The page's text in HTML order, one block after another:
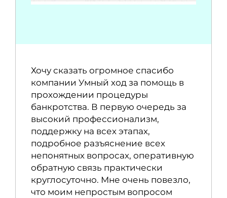
Хочу сказать огромное спасибо
компании Умный ход за помощь в
прохождении процедуры
банкротства. В первую очередь за
высокий профессионализм,
поддержку на всех этапах,
подробное разъяснение всех
непонятных вопросах, оперативную
обратную связь практически
круглосуточно. Мне очень повезло,
что моим непростым вопросом